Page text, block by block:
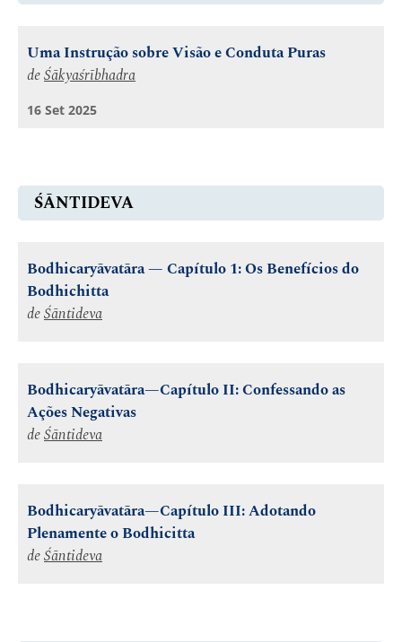
Uma Instrução sobre Visão e Conduta Puras
deŚākyaśrībhadra
16 Set 2025
ŚĀNTIDEVA
Bodhicaryāvatāra — Capítulo 1: Os Benefícios do
Bodhichitta
deŚāntideva
Bodhicaryāvatāra—Capítulo II: Confessando as
Ações Negativas
deŚāntideva
Bodhicaryāvatāra—Capítulo III: Adotando
Plenamente o Bodhicitta
deŚāntideva